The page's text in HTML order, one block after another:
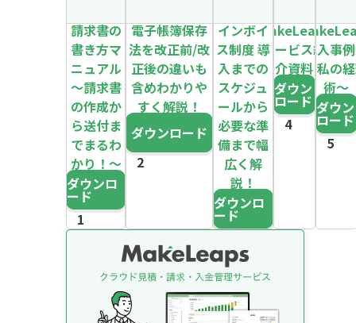
請求書の
書き方マ
ニュアル
～請求書
の作成か
ら送付ま
でまるわ
かり！～
ダウンロ
ード
電子帳簿保存
法を改正前/改
正後の違いも
含めわかりや
すく解説！
ダウンロード
インボイ
ス制度 導
入までの
スケジュ
ールから
必要な準
備まで幅
広く解
説！
ダウンロ
ード
MakeLeaps
サービス紹
介資料
ダウン
ロード
導入事
～私の
術～
ダウン
ロード